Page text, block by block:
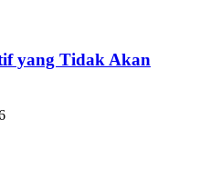
yang Tidak Akan